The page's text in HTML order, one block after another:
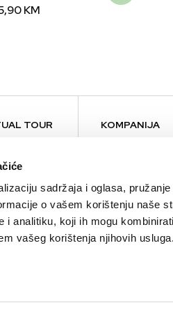
sadržaja i oglasa,
o vašem korištenju naše
i analitiku, koji ih mogu
vašeg korištenja njihovih usluga.
KM
TOUR KOMPANIJA
Održivost
Karijera
Alma Ras
Aktuelnosti